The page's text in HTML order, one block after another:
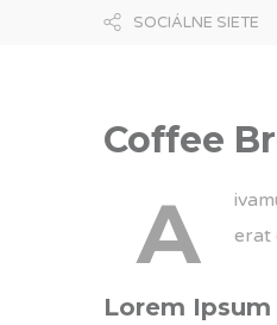
SOCIÁLNE SIETE
Coffee
A
erat
Lorem Ipsum